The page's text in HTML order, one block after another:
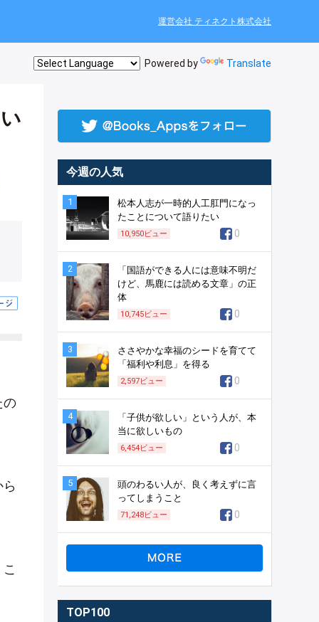
運営会社 ティネクト株式会社
Powered by Translate
の
今週の人気
1
松本人志が一時的人工肛門になっ
たことについて語りたい
10,950ビュー 0
2
「国語ができる人には意味不明だ
けど、馬鹿には読める文章」の正
体
10,745ビュー 0
3
ささやかな幸福のシードを育てて
「福利や利息」を得る
2,597ビュー 0
4
「子供が欲しい」という人が、本
当に欲しいもの
6,454ビュー 0
5
頭のわるい人が、良く考えずに言
ってしまうこと
71,248ビュー 0
TOP100